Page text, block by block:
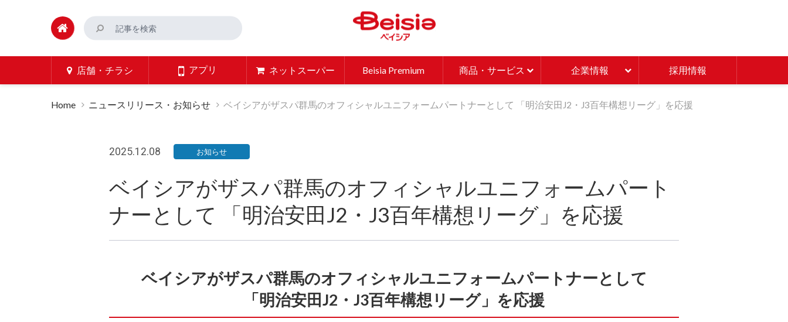
店舗・チラシ アプリ ネットスーパー Beisia Premium 商品・サービス 企業情報 採用情報
Home ニュースリリース・お知らせ ベイシアがザスパ群馬のオフィシャルユニフォームパートナーとして 「明治安田J2・J3百年構想リーグ」を応援
2025.12.08 お知らせ
ベイシアがザスパ群馬のオフィシャルユニフォームパート
ナーとして 「明治安田J2・J3百年構想リーグ」を応援
ベイシアがザスパ群馬のオフィシャルユニフォームパートナーとして
「明治安田J2・J3百年構想リーグ」を応援